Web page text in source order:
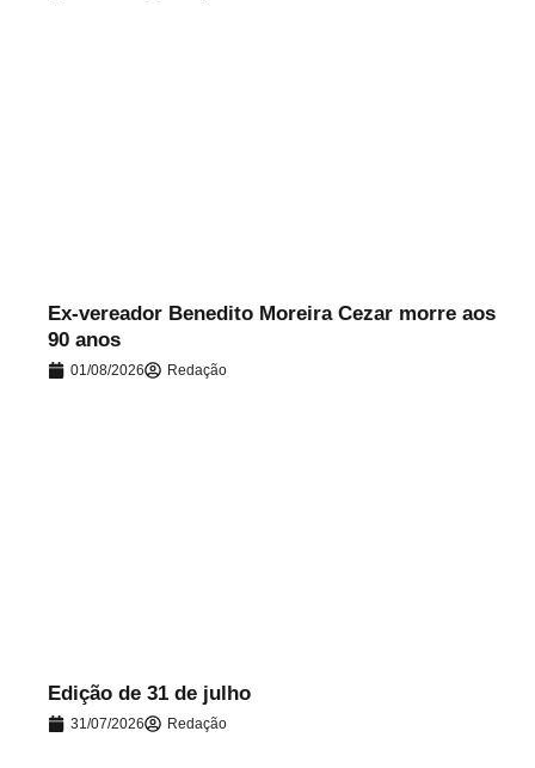
Ex-vereador Benedito Moreira Cezar morre aos
90 anos
01/08/2026 Redação
Edição de 31 de julho
31/07/2026 Redação